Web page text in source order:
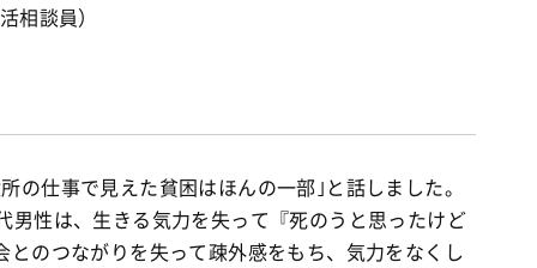
相談員）
仕事で見えた貧困はほんの一部｣と話しました。
性は、生きる気力を失って『死のうと思ったけど
のつながりを失って疎外感をもち、気力をなくし